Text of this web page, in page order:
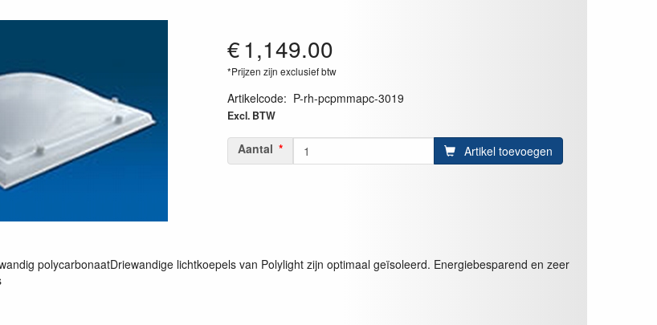
€1,149.00
*Prijzen zijn exclusief btw
Artikelcode: P-rh-pcpmmapc-3019
Excl. BTW
Aantal Artikel toevoegen
polycarbonaatDriewandige lichtkoepels van Polylight zijn optimaal geïsoleerd. Energiebesparend en zeer